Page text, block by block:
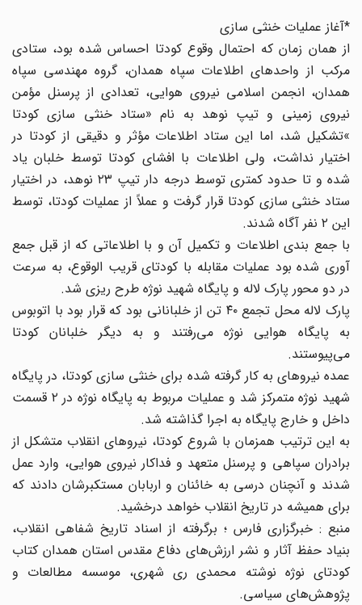
*آغاز عملیات خنثی سازی
از همان زمان که احتمال وقوع کودتا احساس شده بود، ستادی
مرکب از واحدهای اطلاعات سپاه همدان، گروه مهندسی سپاه
همدان، انجمن اسلامی نیروی هوایی، تعدادی از پرسنل مؤمن
نیروی زمینی و تیپ نوهد به نام «ستاد خنثی سازی کودتا
»تشکیل شد، اما این ستاد اطلاعات مؤثر و دقیقی از کودتا در
اختیار نداشت، ولی اطلاعات با افشای کودتا توسط خلبان یاد
شده و تا حدود کمتری توسط درجه دار تیپ ۲۳ نوهد، در اختیار
ستاد خنثی سازی کودتا قرار گرفت و عملاً از عملیات کودتا، توسط
این ۲ نفر آگاه شدند.
با جمع بندی اطلاعات و تکمیل آن و با اطلاعاتی که از قبل جمع
آوری شده بود عملیات مقابله با کودتای قریب الوقوع، به سرعت
در دو محور پارک لاله و پایگاه شهید نوژه طرح ریزی شد.
پارک لاله محل تجمع ۴۰ تن از خلبانانی بود که قرار بود با اتوبوس
به پایگاه هوایی نوژه می‌رفتند و به دیگر خلبانان کودتا
می‌پیوستند.
عمده نیروهای به کار گرفته شده برای خنثی سازی کودتا، در پایگاه
شهید نوژه متمرکز شد و عملیات مربوط به پایگاه نوژه در ۲ قسمت
داخل و خارج پایگاه به اجرا گذاشته شد.
به این ترتیب همزمان با شروع کودتا، نیروهای انقلاب متشکل از
برادران سپاهی و پرسنل متعهد و فداکار نیروی هوایی، وارد عمل
شدند و آنچنان درسی به خائنان و اربابان مستکبرشان دادند که
برای همیشه در تاریخ انقلاب خواهد درخشید.
منبع : خبرگزاری فارس ؛ برگرفته از اسناد تاریخ شفاهی انقلاب،
بنیاد حفظ آثار و نشر ارزش‌های دفاع مقدس استان همدان کتاب
کودتای نوژه نوشته محمدی ری شهری، موسسه مطالعات و
پژوهش‌های سیاسی.